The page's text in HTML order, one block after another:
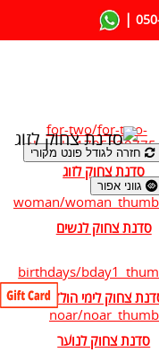
|
חזרה לגודל פונט מקורי
גווני אפור
סדנת צחוק לזוג
סדנת צחוק לנשים
צחוק לימי הולדת
סדנת צחוק לנוער